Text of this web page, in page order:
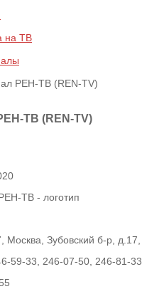
на ТВ
РЕН-ТВ (REN-TV)
ТВ (REN-TV)
Москва, Зубовский б-р, д.17,
59-33, 246-07-50, 246-81-33